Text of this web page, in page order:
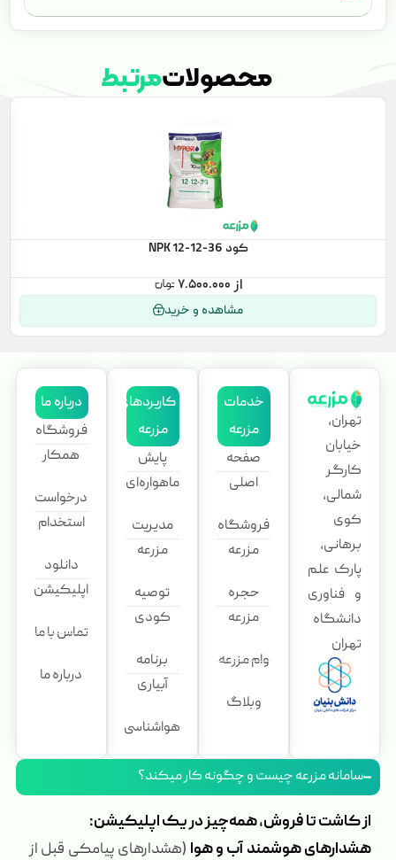
محصولاتمرتبط
کود NPK 12-12-36
۷.۵۰۰.۰۰۰
مشاهده و خرید
تهران،
خیابان
کارگر
شمالی،
کوی
برهانی،
پارک علم
و فناوری
دانشگاه
تهران
خدمات
مزرعه
صفحه
اصلی
فروشگاه
مزرعه
حجره
مزرعه
وام مزرعه
وبلاگ
کاربردهای
مزرعه
پایش
ماهواره‌ای
مدیریت
مزرعه
توصیه
کودی
برنامه
آبیاری
هواشناسی
درباره ما
فروشگاه
همکار
درخواست
استخدام
دانلود
اپلیکیشن
تماس با ما
درباره ما
سامانه مزرعه چیست و چگونه کار میکند؟
از کاشت تا فروش، همه‌چیز در یک اپلیکیشن:
هشدارهای هوشمند آب و هوا (هشدارهای پیامکی قبل از